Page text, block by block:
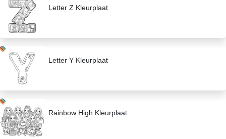
Letter Z Kleurplaat
Letter Y Kleurplaat
Rainbow High Kleurplaat